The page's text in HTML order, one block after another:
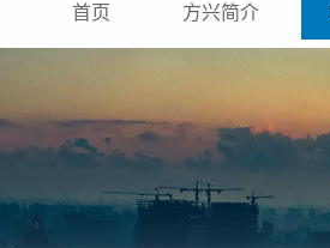
首页 方兴简介